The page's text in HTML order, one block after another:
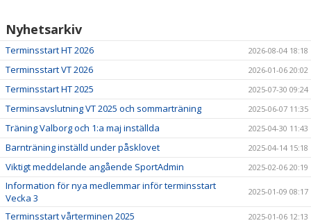
Nyhetsarkiv
Terminsstart HT 2026 2026-08-04 18:18
Terminsstart VT 2026 2026-01-06 20:02
Terminsstart HT 2025 2025-07-30 09:24
Terminsavslutning VT 2025 och sommarträning 2025-06-07 11:35
Träning Valborg och 1:a maj inställda 2025-04-30 11:43
Barnträning inställd under påsklovet 2025-04-14 15:18
Viktigt meddelande angående SportAdmin 2025-02-06 20:19
Information för nya medlemmar inför terminsstart
Vecka 3
2025-01-09 08:17
Terminsstart vårterminen 2025 2025-01-06 12:13